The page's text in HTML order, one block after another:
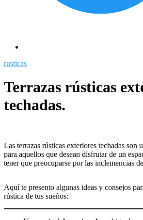
rusticas
Terrazas rústicas
techadas.
Las terrazas rústicas exteriores techadas son
para aquellos que desean disfrutar de un
tener que preocuparse por las inclemencias
Aquí te presento algunas ideas y consejos
rústica de tus sueños: